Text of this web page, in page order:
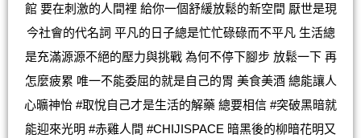
館 要在刺激的人間裡 給你一個舒緩放鬆的新空間 厭世是現
今社會的代名詞 平凡的日子總是忙忙碌碌而不平凡 生活總
是充滿源源不絕的壓力與挑戰 為何不停下腳步 放鬆一下 再
怎麼疲累 唯一不能委屈的就是自己的胃 美食美酒 總能讓人
心曠神怡 #取悅自己才是生活的解藥 總要相信 #突破黑暗就
能迎來光明 #赤雞人間 #CHIJISPACE 暗黑後的柳暗花明又